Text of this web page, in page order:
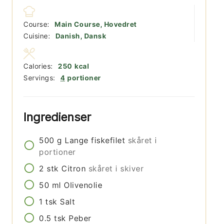
Course:
Main Course, Hovedret
Cuisine:
Danish, Dansk
Servings: 4 portioner
Calories: 250 kcal
Ingredienser
500 g Lange fiskefilet skåret i
portioner
2 stk Citron skåret i skiver
50 ml Olivenolie
1 tsk Salt
0.5 tsk Peber